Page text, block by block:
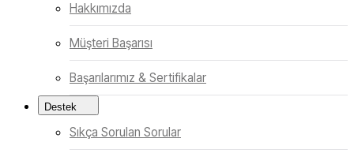
Hakkımızda
Müşteri Başarısı
Başarılarımız & Sertifikalar
Destek
Sıkça Sorulan Sorular